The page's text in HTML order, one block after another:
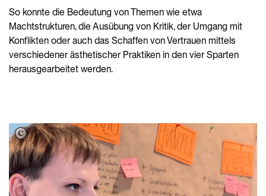
So konnte die Bedeutung von Themen wie etwa
Machtstrukturen, die Ausübung von Kritik, der Umgang mit
Konflikten oder auch das Schaffen von Vertrauen mittels
verschiedener ästhetischer Praktiken in den vier Sparten
herausgearbeitet werden.